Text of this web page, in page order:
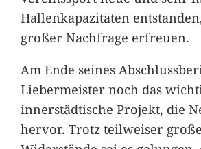
Hallenkapazitäten
großer Nachfrage erfreuen.
Am Ende seines
Liebermeister noch das
innerstädtische Projekt, die
hervor. Trotz teilweiser